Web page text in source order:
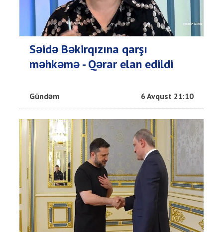
Səidə Bəkirqızına qarşı
məhkəmə - Qərar elan edildi
Gündəm 6 Avqust 21:10